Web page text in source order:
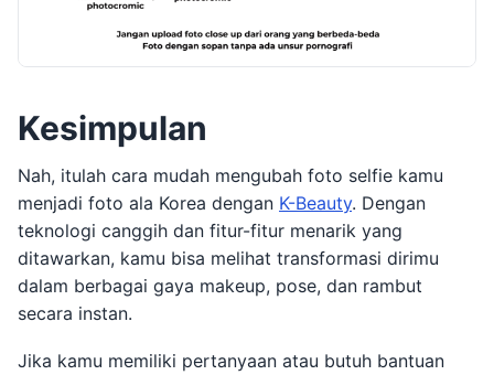
Kesimpulan
Nah, itulah cara mudah mengubah foto selfie kamu
menjadi foto ala Korea dengan K-Beauty. Dengan
teknologi canggih dan fitur-fitur menarik yang
ditawarkan, kamu bisa melihat transformasi dirimu
dalam berbagai gaya makeup, pose, dan rambut
secara instan.
Jika kamu memiliki pertanyaan atau butuh bantuan